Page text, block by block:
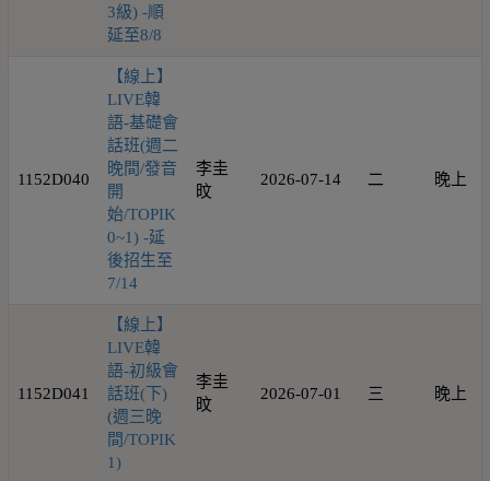
3級) -順
延至8/8
1152D040
【線上】
LIVE韓
語-基礎會
話班(週二
晚間/發音
開
始/TOPIK
0~1) -延
後招生至
7/14
李圭
旼
2026-07-14 二 晚上
1152D041
【線上】
LIVE韓
語-初級會
話班(下)
(週三晚
間/TOPIK
1)
李圭
旼
2026-07-01 三 晚上